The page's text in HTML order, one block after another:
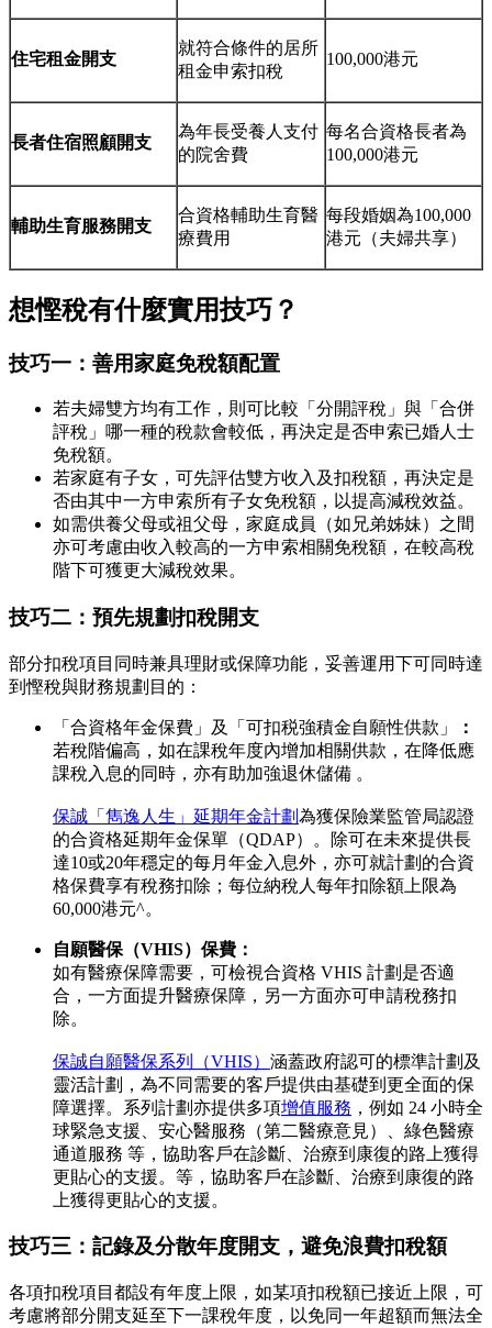
住宅租金開支
就符合條件的居所
租金申索扣稅
100,000港元
長者住宿照顧開支
為年長受養人支付
的院舍費
每名合資格長者為
100,000港元
輔助生育服務開支
合資格輔助生育醫
療費用
每段婚姻為100,000
港元（夫婦共享）
想慳稅有什麼實用技巧？
技巧一：善用家庭免稅額配置
若夫婦雙方均有工作，則可比較「分開評稅」與「合併
評稅」哪一種的稅款會較低，再決定是否申索已婚人士
免稅額。
若家庭有子女，可先評估雙方收入及扣稅額，再決定是
否由其中一方申索所有子女免稅額，以提高減稅效益。
如需供養父母或祖父母，家庭成員（如兄弟姊妹）之間
亦可考慮由收入較高的一方申索相關免稅額，在較高稅
階下可獲更大減稅效果。
技巧二：預先規劃扣稅開支
部分扣稅項目同時兼具理財或保障功能，妥善運用下可同時達
到慳稅與財務規劃目的：
「合資格年金保費」及「可扣税強積金自願性供款」
：
若稅階偏高，如在課稅年度內增加相關供款，在降低應
課稅入息的同時，亦有助加強退休儲備 。
保誠「雋逸人生」延期年金計劃為獲保險業監管局認證
的合資格延期年金保單（QDAP）。除可在未來提供長
達10或20年穩定的每月年金入息外，亦可就計劃的合資
格保費享有稅務扣除；每位納稅人每年扣除額上限為
60,000港元^。
自願醫保（VHIS）保費：
如有醫療保障需要，可檢視合資格 VHIS 計劃是否適
合，一方面提升醫療保障，另一方面亦可申請稅務扣
除。
保誠自願醫保系列（VHIS） 涵蓋政府認可的標準計劃及
靈活計劃，為不同需要的客戶提供由基礎到更全面的保
障選擇。系列計劃亦提供多項增值服務 ，例如 24 小時全
球緊急支援、安心醫服務（第二醫療意見）、綠色醫療
通道服務 等，協助客戶在診斷、治療到康復的路上獲得
更貼心的支援。等，協助客戶在診斷、治療到康復的路
上獲得更貼心的支援。
技巧三：記錄及分散年度開支，避免浪費扣稅額
各項扣稅項目都設有年度上限，如某項扣稅額已接近上限，可
考慮將部分開支延至下一課稅年度，以免同一年超額而無法全